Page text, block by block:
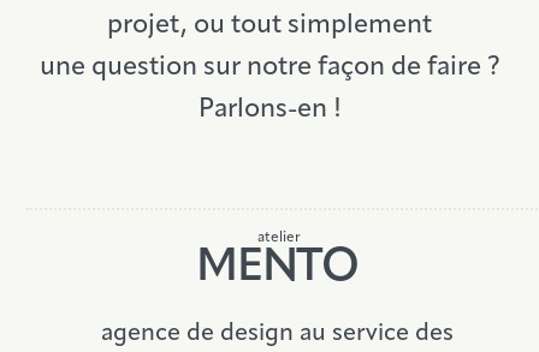
projet, ou tout simplement
une question sur notre façon de faire ?
Parlons-en !
atelier
MENTO
agence de design au service des